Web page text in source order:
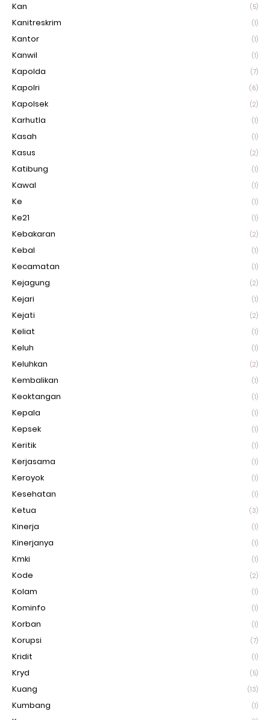
Kan (5)
Kanitreskrim (1)
Kantor (1)
Kanwil (1)
Kapolda (7)
Kapolri (6)
Kapolsek (2)
Karhutla (1)
Kasah (1)
Kasus (2)
Katibung (1)
Kawal (1)
Ke (1)
Ke21 (1)
Kebakaran (2)
Kebal (1)
Kecamatan (1)
Kejagung (2)
Kejari (1)
Kejati (2)
Keliat (1)
Keluh (1)
Keluhkan (2)
Kembalikan (1)
Keoktangan (1)
Kepala (1)
Kepsek (1)
Keritik (1)
Kerjasama (1)
Keroyok (1)
Kesehatan (1)
Ketua (3)
Kinerja (1)
Kinerjanya (1)
Kmki (1)
Kode (2)
Kolam (1)
Kominfo (1)
Korban (1)
Korupsi (7)
Kridit (1)
Kryd (5)
Kuang (13)
Kumbang (1)